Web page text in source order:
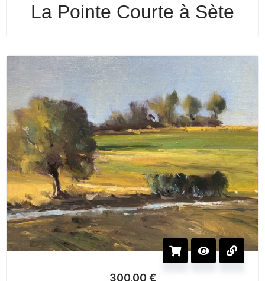
La Pointe Courte à Sète
300,00 €